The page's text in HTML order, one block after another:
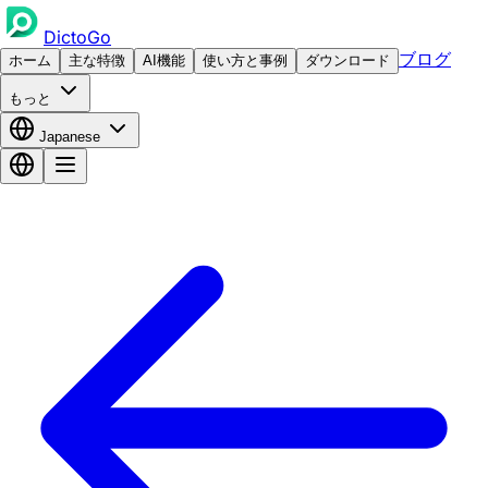
DictoGo
ホーム 主な特徴 AI機能 使い方と事例 ダウンロード ブログ
もっと
Japanese